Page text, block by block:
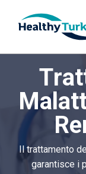
p
Il trattamento
garantisce i